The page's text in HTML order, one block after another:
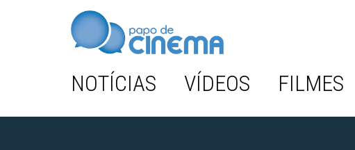
NOTÍCIAS VÍDEOS FILMES